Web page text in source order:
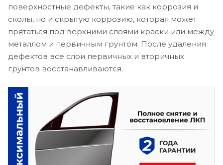
поверхностные дефекты, такие как коррозия и
сколы, но и скрытую коррозию, которая может
прятаться под верхними слоями краски или между
металлом и первичным грунтом. После удаления
дефектов все слои первичных и вторичных
грунтов восстанавливаются.